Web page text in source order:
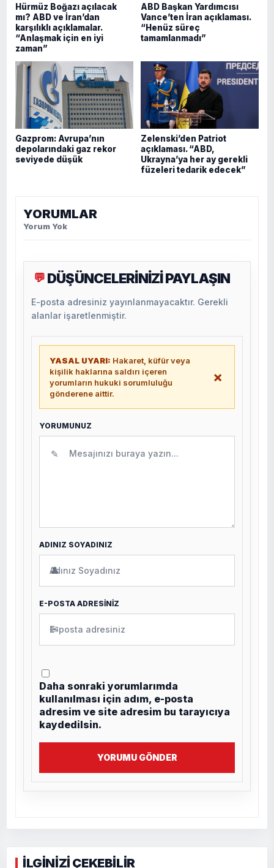
Hürmüz Boğazı açılacak
mı? ABD ve İran’dan
karşılıklı açıklamalar.
“Anlaşmak için en iyi
zaman”
ABD Başkan Yardımcısı
Vance’ten İran açıklaması.
“Henüz süreç
tamamlanmadı”
Gazprom: Avrupa’nın
depolarındaki gaz rekor
seviyede düşük
Zelenski’den Patriot
açıklaması. “ABD,
Ukrayna’ya her ay gerekli
füzeleri tedarik edecek”
YORUMLAR
Yorum Yok
💬 DÜŞÜNCELERİNİZİ PAYLAŞIN
E-posta adresiniz yayınlanmayacaktır. Gerekli
alanlar işaretlenmiştir.
YASAL UYARI: Hakaret, küfür veya
kişilik haklarına saldırı içeren
yorumların hukuki sorumluluğu
gönderene aittir.
×
YORUMUNUZ
✎
ADINIZ SOYADINIZ
👤
E-POSTA ADRESİNİZ
✉
Daha sonraki yorumlarımda
kullanılması için adım, e-posta
adresim ve site adresim bu tarayıcıya
kaydedilsin.
YORUMU GÖNDER
İLGİNİZİ ÇEKEBİLİR